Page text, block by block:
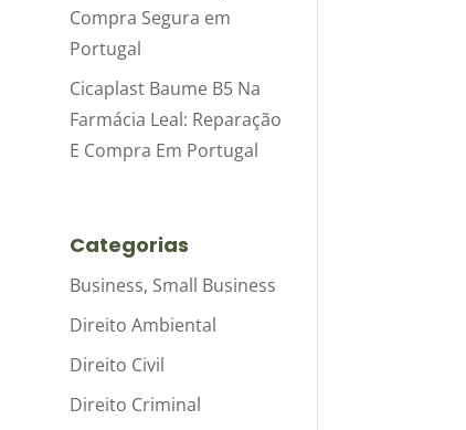
Compra Segura em
Portugal
Cicaplast Baume B5 Na
Farmácia Leal: Reparação
E Compra Em Portugal
Categorias
Business, Small Business
Direito Ambiental
Direito Civil
Direito Criminal